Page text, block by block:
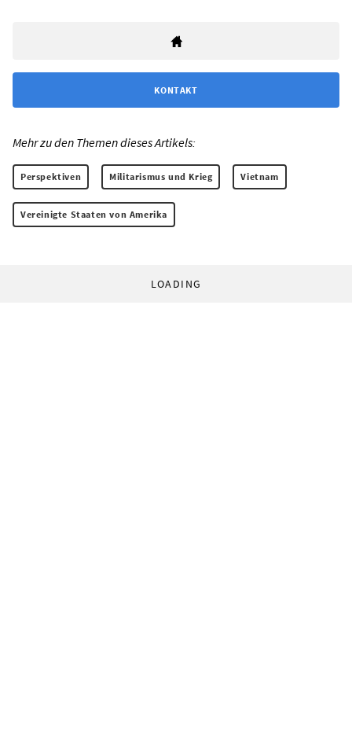
KONTAKT
Mehr zu den Themen dieses Artikels:
Perspektiven Militarismus und Krieg Vietnam
Vereinigte Staaten von Amerika
LOADING